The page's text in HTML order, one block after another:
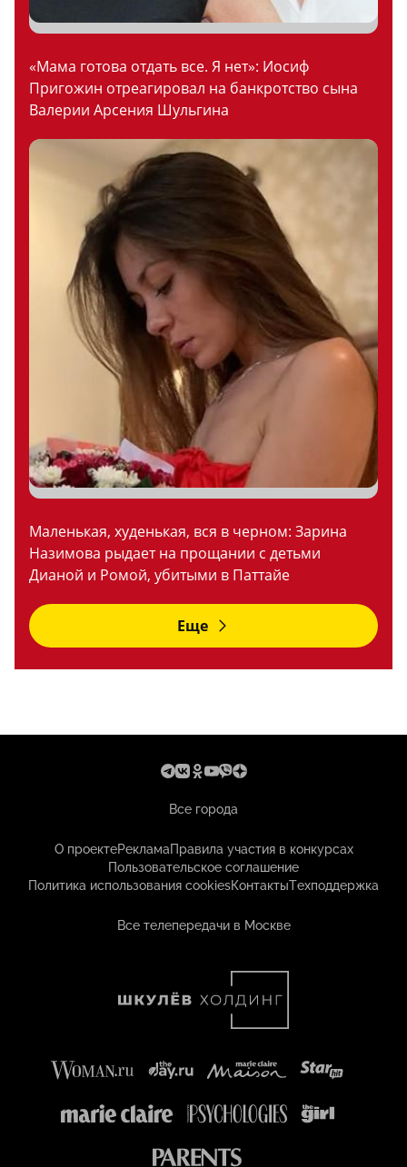
«Мама готова отдать все. Я нет»: Иосиф
Пригожин отреагировал на банкротство сына
Валерии Арсения Шульгина
Маленькая, худенькая, вся в черном: Зарина
Назимова рыдает на прощании с детьми
Дианой и Ромой, убитыми в Паттайе
Еще
Все города
О проектеРекламаПравила участия в конкурсах
Пользовательское соглашение
Политика использования cookiesКонтактыТехподдержка
Все телепередачи в Москве